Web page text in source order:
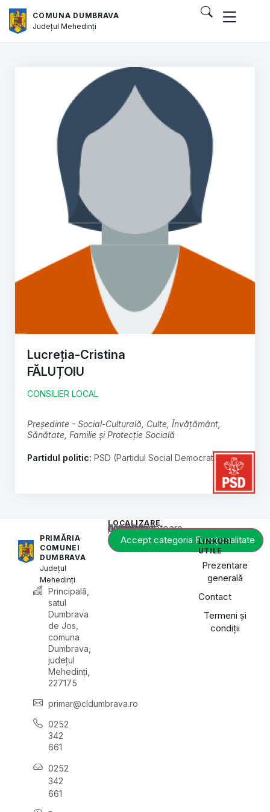
COMUNA DUMBRAVA
JudețulMehedinți
Lucreția-Cristina
FĂLUȚOIU
CONSILIER LOCAL
președinte - Social-Culturală, Culte, Învățământ,
Sănătate, Familie și Protecție Socială
Partidul politic: PSD (Partidul Social Democrat)
PRIMĂRIA
COMUNEI
DUMBRAVA
Județul
Mehedinți
Principală,
satul
Dumbrava
de Jos,
comuna
Dumbrava,
județul
Mehedinți,
227175
primar@cldumbrava.ro
0252
342
661
0252
342
661
LOCALIZARE
Acest conținut este blocat până când acceptați categoria corespunzătoare de cookie-uri.
Accept categoria Funcționalitate
LINKURI
UTILE
Prezentare
generală
Contact
Termeni și
condiții